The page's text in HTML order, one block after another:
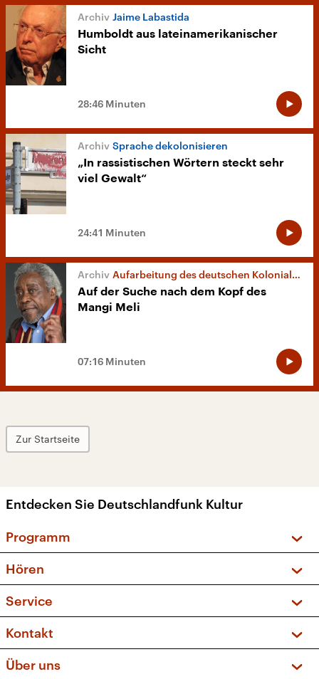
Jaime Labastida
Humboldt aus lateinamerikanischer
Sicht
28:46 Minuten
Sprache dekolonisieren
„In rassistischen Wörtern steckt sehr
viel Gewalt“
24:41 Minuten
Aufarbeitung des deutschen Kolonialismus
Auf der Suche nach dem Kopf des
Mangi Meli
07:16 Minuten
Zur Startseite
Entdecken Sie Deutschlandfunk Kultur
Programm
Sendungen und Podcasts
Musikliste
Kakadu – Das Kinderprogramm
Hören
Frequenzen (UKW + DAB+)
Service
FAQ
Apps
Newsletter
Kontakt
Über uns